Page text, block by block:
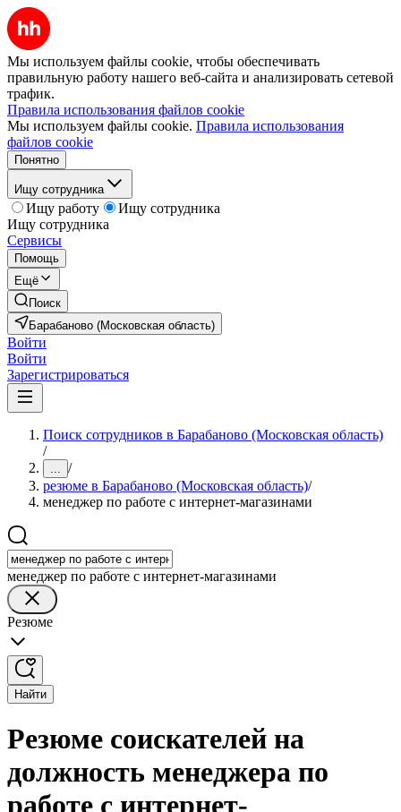
Мы используем файлы cookie, чтобы обеспечивать
правильную работу нашего веб-сайта и анализировать сетевой
трафик.
Правила использования файлов cookie
Мы используем файлы cookie. Правила использования
файлов cookie
Понятно
Ищу сотрудника
Ищу работу
Ищу сотрудника
Ищу сотрудника
Сервисы
Помощь
Ещё
Поиск
Барабаново (Московская область)
Войти
Войти
Зарегистрироваться
Поиск сотрудников в Барабаново (Московская область)
/
... /
резюме в Барабаново (Московская область)/
менеджер по работе с интернет-магазинами
менеджер по работе с интернет-магазинами
Резюме
Найти
Резюме соискателей на
должность менеджера по
работе с интернет-